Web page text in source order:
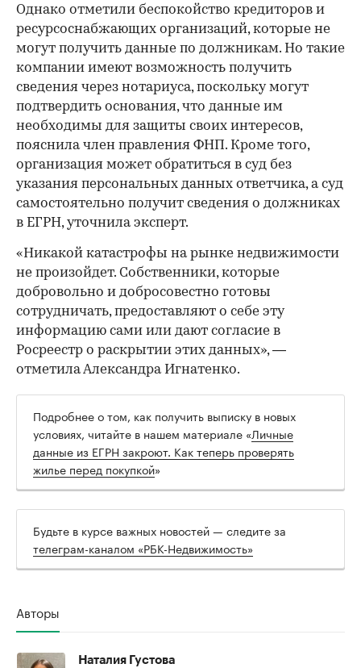
Однако отметили беспокойство кредиторов и
ресурсоснабжающих организаций, которые не
могут получить данные по должникам. Но такие
компании имеют возможность получить
сведения через нотариуса, поскольку могут
подтвердить основания, что данные им
необходимы для защиты своих интересов,
пояснила член правления ФНП. Кроме того,
организация может обратиться в суд без
указания персональных данных ответчика, а суд
самостоятельно получит сведения о должниках
в ЕГРН, уточнила эксперт.
«Никакой катастрофы на рынке недвижимости
не произойдет. Собственники, которые
добровольно и добросовестно готовы
сотрудничать, предоставляют о себе эту
информацию сами или дают согласие в
Росреестр о раскрытии этих данных», —
отметила Александра Игнатенко.
Подробнее о том, как получить выписку в новых
условиях, читайте в нашем материале «Личные
данные из ЕГРН закроют. Как теперь проверять
жилье перед покупкой»
Будьте в курсе важных новостей — следите за
телеграм-каналом «РБК-Недвижимость»
Авторы
Наталия Густова